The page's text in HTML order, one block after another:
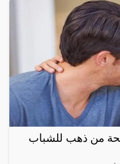
من ذهب للشباب